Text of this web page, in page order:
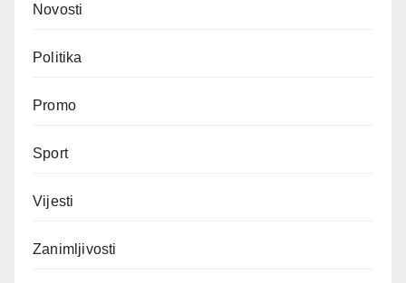
Novosti
Politika
Promo
Sport
Vijesti
Zanimljivosti